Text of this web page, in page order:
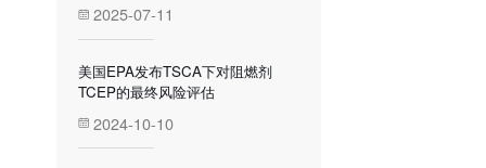
2025-07-11
美国EPA发布TSCA下对阻燃剂
TCEP的最终风险评估
2024-10-10